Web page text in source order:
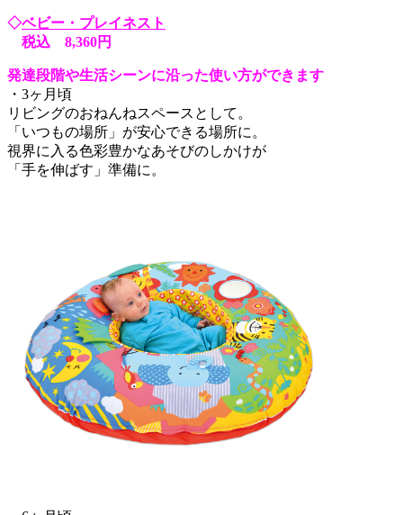
◇ベビー・プレイネスト
税込 8,360円
発達段階や生活シーンに沿った使い方ができます
・3ヶ月頃
リビングのおねんねスペースとして。
「いつもの場所」が安心できる場所に。
視界に入る色彩豊かなあそびのしかけが
「手を伸ばす」準備に。